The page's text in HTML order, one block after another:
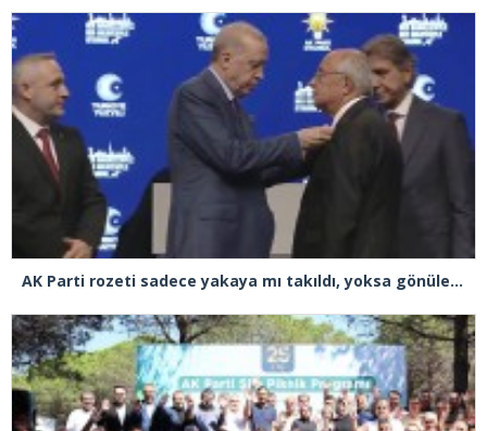
AK Parti rozeti sadece yakaya mı takıldı, yoksa gönüle takılmadı mı?